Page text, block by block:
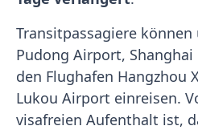
Transitpassagiere können
Pudong Airport,
den Flughafen Hangzhou
Lukou Airport einreisen.
visafreien Aufenthalt ist,